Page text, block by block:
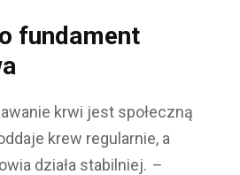
fundament
krwi jest społeczną
krew regularnie, a
działa stabilniej. –